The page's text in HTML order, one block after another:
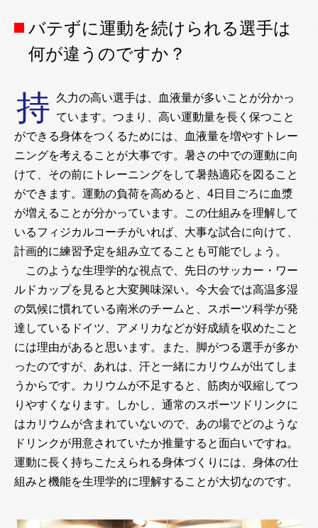
バテずに運動を続けられる選手は
何が違うのですか？
持 久力の高い選手は、血液量が多いことが分かっ
ています。つまり、高い運動量を長く保つこと
ができる身体をつくるためには、血液量を増やすトレー
ニングを考えることが大事です。暑さの中での運動に向
けて、その前にトレーニングをして暑熱適応を図ること
ができます。運動の負荷を高めると、4日目ごろに血漿
が増えることが分かっています。この仕組みを理解して
いるフィジカルコーチがいれば、大事な試合に向けて、
計画的に練習予定を組み立てることも可能でしょう。
このような生理学的な視点で、先日のサッカー・ワー
ルドカップを見ると大変興味深い。今大会では高温多湿
の気候に慣れている南米のチームと、スポーツ科学が発
達しているドイツ、アメリカなどが好成績を収めたこと
には理由があると思います。また、脚がつる選手が多か
ったのですが、あれは、汗と一緒にカリウムが出てしま
うからです。カリウムが不足すると、筋肉が収縮してつ
りやすくなります。しかし、通常のスポーツドリンクに
はカリウムが含まれていないので、あの場でどのような
ドリンクが用意されていたか推量すると面白いですね。
運動に長く持ちこたえられる身体づくりには、身体の仕
組みと機能を生理学的に理解することが大切なのです。